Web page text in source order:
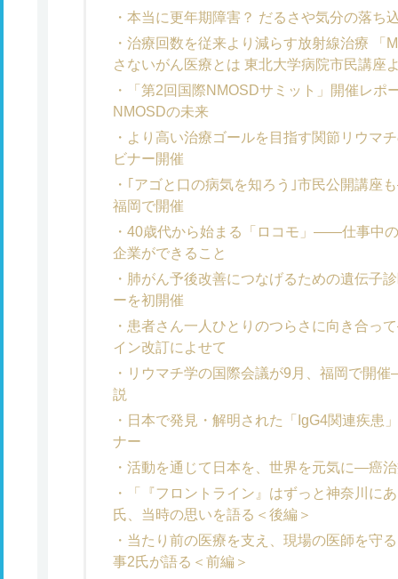
本当に更年期障害？ だるさや気分の落ち
治療回数を従来より減らす放射線治療 「
さないがん医療とは 東北大学病院市民講座
「第2回国際NMOSDサミット」開催レ
NMOSDの未来
より高い治療ゴールを目指す関節リウ
ビナー開催
｢アゴと口の病気を知ろう｣市民公開講
福岡で開催
40歳代から始まる「ロコモ」――仕事中
企業ができること
肺がん予後改善につなげるための遺伝子
ーを初開催
患者さん一人ひとりのつらさに向き合っ
イン改訂によせて
リウマチ学の国際会議が9月、福岡で開
説
日本で発見・解明された「IgG4関連疾患
ナー
活動を通じて日本を、世界を元気に―癌
「『フロントライン』はずっと神奈川に
氏、当時の思いを語る＜後編＞
当たり前の医療を支え、現場の医師を守
事2氏が語る＜前編＞